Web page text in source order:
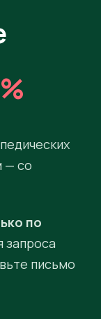
— со
по
запроса
письмо